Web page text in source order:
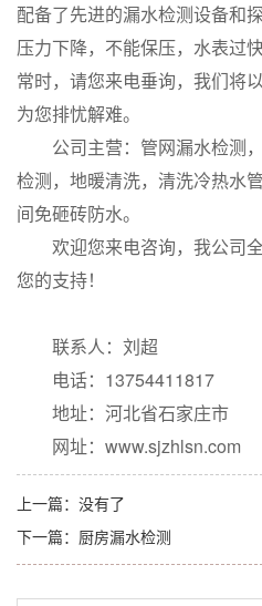
配备了先进的漏水检测设备和
压力下降，不能保压，水表过
常时，请您来电垂询，我们将
为您排忧解难。
公司主营：管网漏水检测，
检测，地暖清洗，清洗冷热水
间免砸砖防水。
欢迎您来电咨询，我公司
您的支持！
联系人：刘超
电话：13754411817
地址：河北省石家庄市
网址：www.sjzhlsn.com
上一篇：没有了
下一篇： 厨房漏水检测